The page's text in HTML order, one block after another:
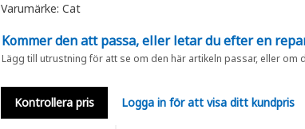
Varumärke: Cat
Kommer den att passa, eller letar du efter en
Lägg till utrustning för att se om den här artikeln passar, eller
Kontrollera pris Logga in för att visa ditt kundpris